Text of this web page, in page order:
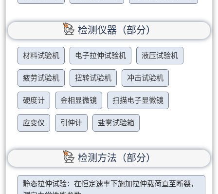
检测仪器（部分）
材料试验机 电子拉伸试验机 液压试验机
疲劳试验机 扭转试验机 冲击试验机
硬度计 金相显微镜 扫描电子显微镜
应变仪 引伸计 盐雾试验箱
检测方法（部分）
静态拉伸试验：在恒定速率下施加拉伸载荷直至断裂，